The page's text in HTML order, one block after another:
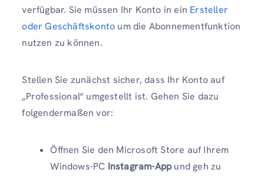
verfügbar. Sie müssen Ihr Konto in ein Ersteller
oder Geschäftskonto um die Abonnementfunktion
nutzen zu können.
Stellen Sie zunächst sicher, dass Ihr Konto auf
„Professional“ umgestellt ist. Gehen Sie dazu
folgendermaßen vor:
Öffnen Sie den Microsoft Store auf Ihrem
Windows-PC Instagram-Appund geh zu